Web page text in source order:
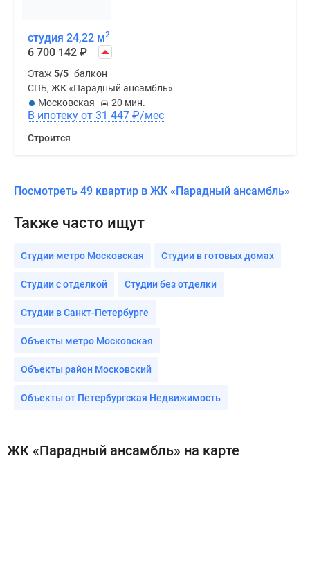
студия 24,22 м2
6 700 142 ₽
Этаж5/5 балкон
СПБ, ЖК «Парадный ансамбль»
Московская
20 мин.
В ипотеку от 31 447 ₽/мес
Строится
Посмотреть 49 квартир в ЖК «Парадный ансамбль»
Также часто ищут
Студии метро Московская Студии в готовых домах
Студии с отделкой Студии без отделки
Студии в Санкт-Петербурге
Объекты метро Московская
Объекты район Московский
Объекты от Петербургская Недвижимость
ЖК «Парадный ансамбль» на карте